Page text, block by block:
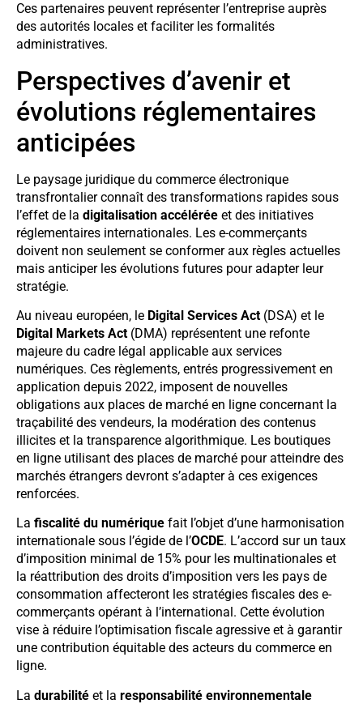
Ces partenaires peuvent représenter l’entreprise auprès
des autorités locales et faciliter les formalités
administratives.
Perspectives d’avenir et
évolutions réglementaires
anticipées
Le paysage juridique du commerce électronique
transfrontalier connaît des transformations rapides sous
l’effet de la digitalisation accélérée et des initiatives
réglementaires internationales. Les e-commerçants
doivent non seulement se conformer aux règles actuelles
mais anticiper les évolutions futures pour adapter leur
stratégie.
Au niveau européen, le Digital Services Act (DSA) et le
Digital Markets Act (DMA) représentent une refonte
majeure du cadre légal applicable aux services
numériques. Ces règlements, entrés progressivement en
application depuis 2022, imposent de nouvelles
obligations aux places de marché en ligne concernant la
traçabilité des vendeurs, la modération des contenus
illicites et la transparence algorithmique. Les boutiques
en ligne utilisant des places de marché pour atteindre des
marchés étrangers devront s’adapter à ces exigences
renforcées.
La fiscalité du numérique fait l’objet d’une harmonisation
internationale sous l’égide de l’OCDE. L’accord sur un taux
d’imposition minimal de 15% pour les multinationales et
la réattribution des droits d’imposition vers les pays de
consommation affecteront les stratégies fiscales des e-
commerçants opérant à l’international. Cette évolution
vise à réduire l’optimisation fiscale agressive et à garantir
une contribution équitable des acteurs du commerce en
ligne.
La durabilité et la responsabilité environnementale